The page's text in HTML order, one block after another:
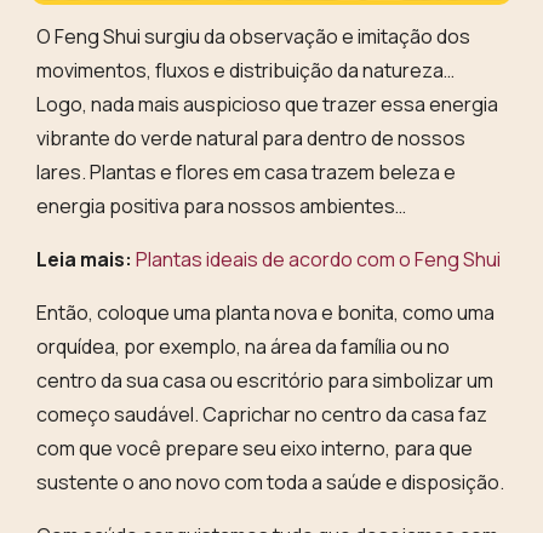
O Feng Shui surgiu da observação e imitação dos
movimentos, fluxos e distribuição da natureza…
Logo, nada mais auspicioso que trazer essaenergia
vibrante do verde natural para dentro de nossos
lares. Plantas e flores em casa trazem beleza e
energia positiva para nossos ambientes…
Leia mais: Plantas ideais de acordo com o Feng Shui
Então, coloque uma planta nova e bonita, como uma
orquídea, por exemplo, na área da família ou no
centro da sua casa ou escritório para simbolizar um
começo saudável. Caprichar no centro da casa faz
com que você prepare seu eixo interno, para que
sustente o ano novo com toda a saúde e disposição.